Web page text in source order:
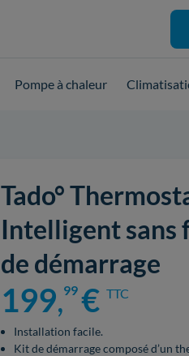
Pompe à chaleur
Tado°
Intelligent sans
de démarrage
199,99 € TTC
Installation facile.
Kit de démarrage composé d’un